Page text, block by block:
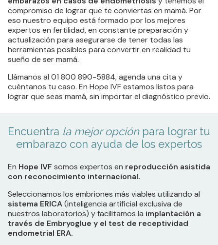
compromiso de lograr que te conviertas en mamá. Por
eso nuestro equipo está formado por los mejores
expertos en fertilidad, en constante preparación y
actualización para asegurarse de tener todas las
herramientas posibles para convertir en realidad tu
sueño de ser mamá.
Llámanos al 01 800 890-5884, agenda una cita y
cuéntanos tu caso. En Hope IVF estamos listos para
lograr que seas mamá, sin importar el diagnóstico previo.
Encuentra la mejor opciónpara lograr tu
embarazo con ayuda de los expertos
En Hope IVF somos expertos en reproducción asistida
con reconocimiento internacional.
Seleccionamos los embriones más viables utilizando al
sistema ERICA(inteligencia artificial exclusiva de
nuestros laboratorios) y facilitamos la implantación a
través de Embryoglue y el test de receptividad
endometrial ERA.